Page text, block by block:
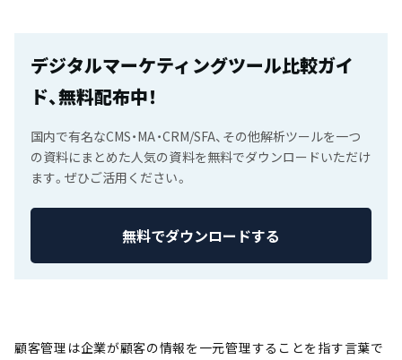
デジタルマーケティングツール比較ガイ
ド、無料配布中！
国内で有名なCMS・MA・CRM/SFA、その他解析ツールを一つ
の資料にまとめた人気の資料を無料でダウンロードいただけ
ます。ぜひご活用ください。
無料でダウンロードする
顧客管理は企業が顧客の情報を一元管理することを指す言葉で